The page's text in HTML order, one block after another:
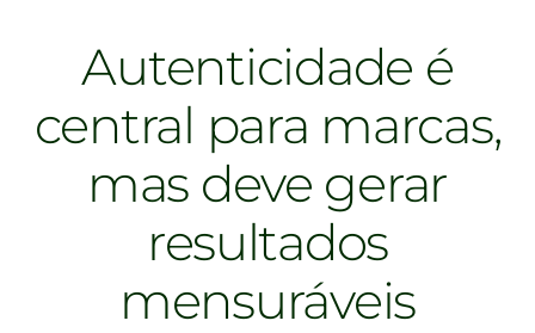
Autenticidade é
central para marcas,
mas deve gerar
resultados
mensuráveis